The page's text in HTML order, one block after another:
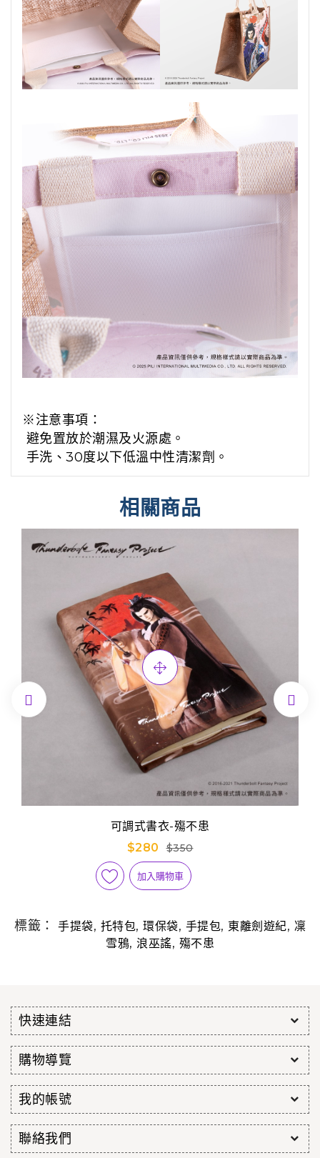
※注意事項：
避免置放於潮濕及火源處。
手洗、30度以下低溫中性清潔劑。
相關商品
可調式書衣-殤不患
$280
$350
加入購物車
 
標籤： 手提袋, 托特包, 環保袋, 手提包, 東離劍遊紀, 凜
雪鴉, 浪巫謠, 殤不患
快速連結
購物導覽
我的帳號
聯絡我們